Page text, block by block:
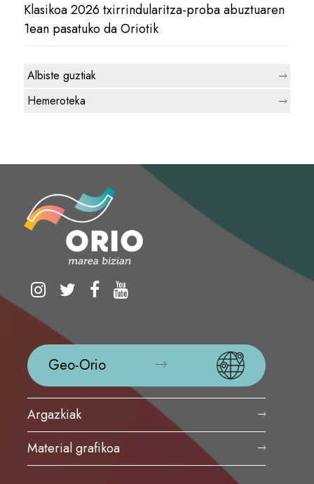
Klasikoa 2026 txirrindularitza-proba abuztuaren
1ean pasatuko da Oriotik
Albiste guztiak
Hemeroteka
Geo-Orio
Argazkiak
Material grafikoa